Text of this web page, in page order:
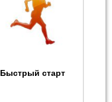
Быстрый старт